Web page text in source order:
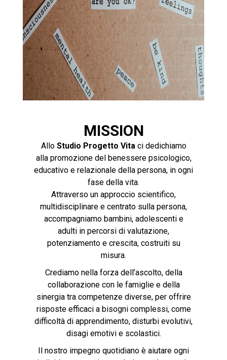
MISSION
Allo Studio Progetto Vitaci dedichiamo
alla promozione del benessere psicologico,
educativo e relazionale della persona, in ogni
fase della vita.
Attraverso un approccio scientifico,
multidisciplinare e centrato sulla persona,
accompagniamo bambini, adolescenti e
adulti in percorsi di valutazione,
potenziamento e crescita, costruiti su
misura.
Crediamo nella forza dell’ascolto, della
collaborazione con le famiglie e della
sinergia tra competenze diverse, per offrire
risposte efficaci a bisogni complessi, come
difficoltà di apprendimento, disturbi evolutivi,
disagi emotivi e scolastici.
Il nostro impegno quotidiano è aiutare ogni